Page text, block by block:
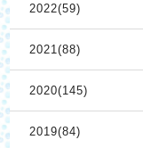
2022(59)
2021(88)
2020(145)
2019(84)